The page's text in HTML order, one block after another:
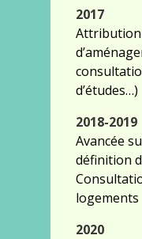
2017
Attribution
d’études…)
2018-2019
Avancée
définition
logements
2020